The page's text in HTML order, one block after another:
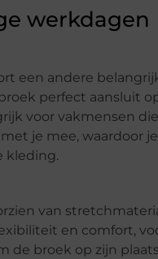
werkdagen
een andere
perfect aansluit
voor vakmensen
je mee, waardoor
kleding.
van
en comfort,
de broek op zijn